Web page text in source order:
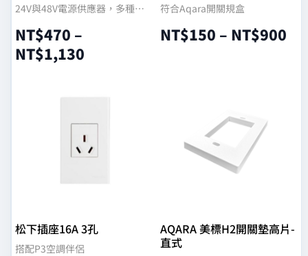
24V與48V電源供應器，多種瓦
數依現場負載選配
NT$470 –
NT$1,130
符合Aqara開關規盒
NT$150 – NT$900
松下插座16A 3孔
搭配P3空調伴侶
AQARA 美標H2開關墊高片-
直式